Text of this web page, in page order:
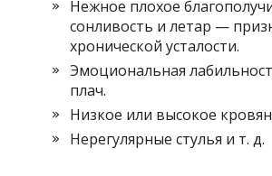
Нежное плохое
сонливость и летар —
хронической усталости.
Эмоциональная
плач.
Низкое или высокое
Нерегулярные стулья и т. д.